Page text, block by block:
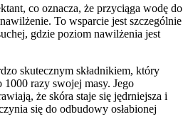
co oznacza, że przyciąga wodę do
To wsparcie jest szczególnie
gdzie poziom nawilżenia jest
skutecznym składnikiem, który
razy swojej masy. Jego
że skóra staje się jędrniejsza i
się do odbudowy osłabionej